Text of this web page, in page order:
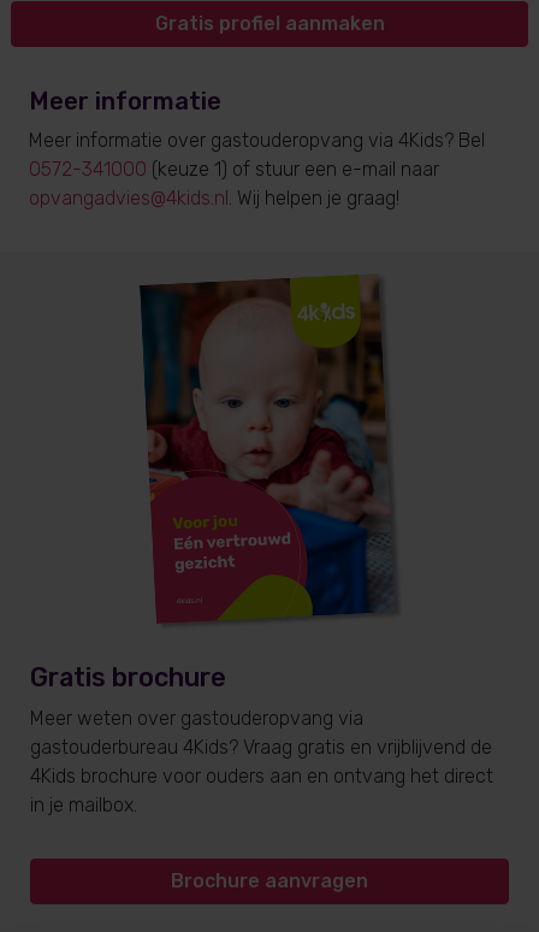
Gratis profiel aanmaken
Meer informatie
Meer informatie over gastouderopvang via 4Kids? Bel
0572-341000 (keuze 1) of stuur een e-mail naar
opvangadvies@4kids.nl. Wij helpen je graag!
Gratis brochure
Meer weten over gastouderopvang via
gastouderbureau 4Kids? Vraag gratis en vrijblijvend de
4Kids brochure voor ouders aan en ontvang het direct
in je mailbox.
Brochure aanvragen